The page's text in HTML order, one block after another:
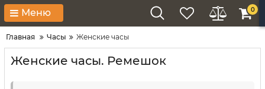
Меню 0
Главная Часы Женские часы
Женские часы. Ремешок